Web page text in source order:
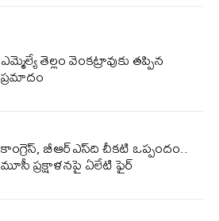
ఎమ్మెల్యే తెల్లం వెంకట్రావుకు తప్పిన
ప్రమాదం
కాంగ్రెస్, బీఆర్ఎస్‌ది చీకటి ఒప్పందం..
మూసీ ప్రక్షాళనపై ఏలేటి ఫైర్